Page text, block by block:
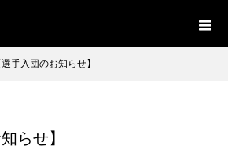
選手入団のお知らせ】
らせ】